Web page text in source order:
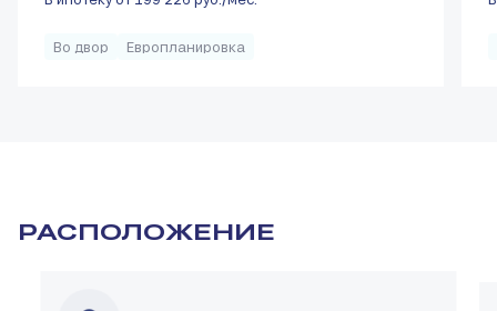
Во двор Европланировка
РАСПОЛОЖЕНИЕ